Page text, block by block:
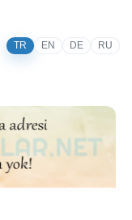
TR EN DE RU